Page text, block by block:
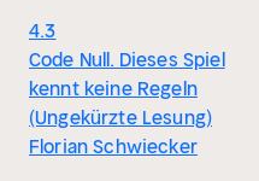
4.3
Code Null. Dieses Spiel
kennt keine Regeln
(Ungekürzte Lesung)
Florian Schwiecker